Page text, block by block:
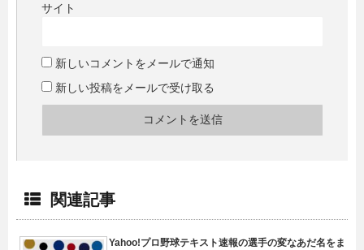
サイト
新しいコメントをメールで通知
新しい投稿をメールで受け取る
関連記事
Yahoo!プロ野球テキスト速報の選手の変なあだ名をま